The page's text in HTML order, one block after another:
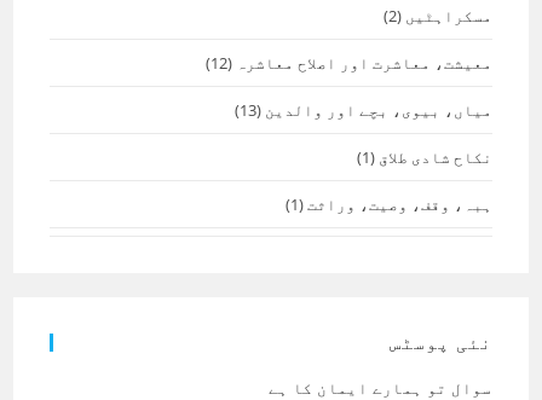
مسکراہٹیں (2)
معیشت، معاشرت اور اصلاح معاشرہ (12)
میاں، بیوی، بچے اور والدین (13)
نکاح شادی طلاق (1)
ہبہ، وقف، وصیت، وراثت(1)
نئی پوسٹس
سوال تو ہمارے ایمان کا ہے